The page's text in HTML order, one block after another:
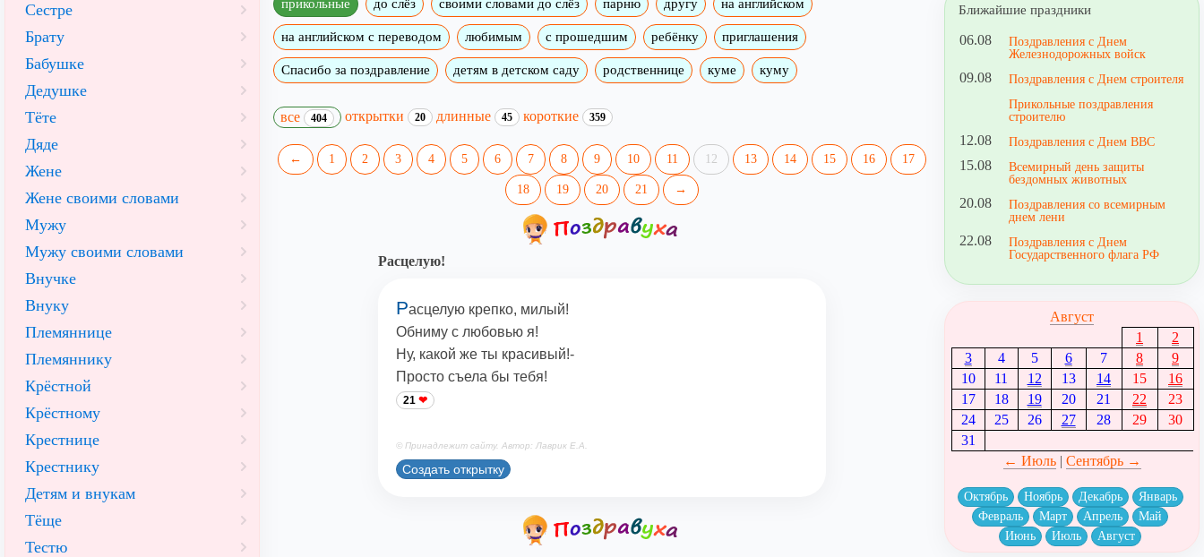
прикольные до слёз своими словами до слёз парню другу на английском
на английском с переводом любимым с прошедшим ребёнку приглашения
Спасибо за поздравление детям в детском саду родственнице куме куму
все 404 открытки 20 длинные 45 короткие 359
← 1 2 3 4 5 6 7 8 9 10 11 12 13 14 15 16 17
18 19 20 21 →
Расцелую!
Расцелую крепко, милый!
Обниму с любовью я!
Ну, какой же ты красивый!-
Просто съела бы тебя!
21
© Принадлежит сайту. Автор: Лаврик Е.А.
Создать открытку
Сестре
Брату
Бабушке
Дедушке
Тёте
Дяде
Жене
Жене своими словами
Мужу
Мужу своими словами
Внучке
Внуку
Племяннице
Племяннику
Крёстной
Крёстному
Крестнице
Крестнику
Детям и внукам
Тёще
Тестю
Ближайшие праздники
06.08
Поздравления с Днем
Железнодорожных войск
09.08
Поздравления с Днем строителя
Прикольные поздравления
строителю
12.08 Поздравления с Днем ВВС
15.08
Всемирный день защиты
бездомных животных
20.08
Поздравления со всемирным
днем лени
22.08
Поздравления с Днем
Государственного флага РФ
Август
1
2
3
4 5 6 7 8
9
10
11 12 13 14 15
16
17
18 19 20 21 22
23
24
25 26 27 28 29
30
31
← Июль| Сентябрь →
Октябрь Ноябрь Декабрь
Январь
Февраль
Март Апрель
Май
Июнь
Июль Август